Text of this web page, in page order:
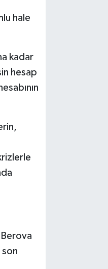
hale
kadar
hesap
son